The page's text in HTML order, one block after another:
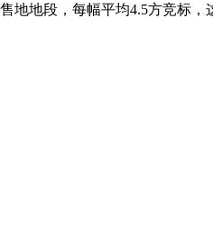
地段，每幅平均4.5方竞标，